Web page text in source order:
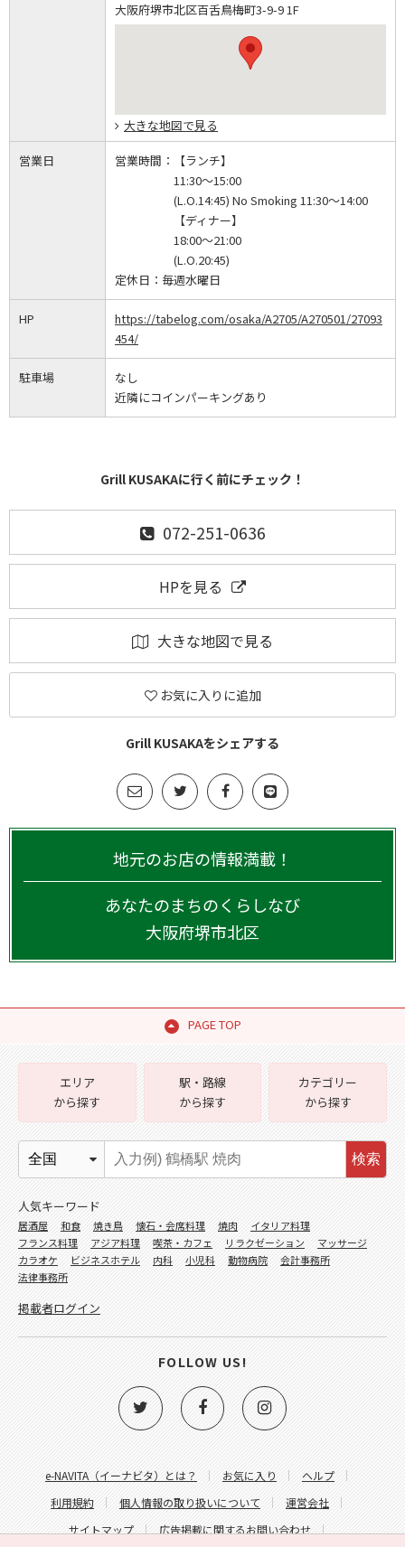
大阪府堺市北区百舌鳥梅町3-9-9 1F
大きな地図で見る
営業日 営業時間：
【ランチ】
11:30～15:00
(L.O.14:45) No Smoking 11:30～14:00
【ディナー】
18:00～21:00
(L.O.20:45)
定休日： 毎週水曜日
HP
https://tabelog.com/osaka/A2705/A270501/27093
454/
駐車場
なし
近隣にコインパーキングあり
Grill KUSAKAに行く前にチェック！
072-251-0636
HPを見る
大きな地図で見る
お気に入りに追加
Grill KUSAKAをシェアする
地元のお店の情報満載！
あなたのまちのくらしなび
大阪府堺市北区
PAGE TOP
e-NAVITA（イーナビタ）とは？ お気に入り
ヘルプ
利用規約
個人情報の取り扱いについて
運営会社
サイトマップ
広告掲載に関するお問い合わせ
エリア
から探す
駅・路線
から探す
カテゴリー
から探す
検索
人気キーワード
居酒屋 和食 焼き鳥 懐石・会席料理 焼肉
イタリア料理
フランス料理
アジア料理 喫茶・カフェ リラクゼーション
マッサージ
カラオケ
ビジネスホテル 内科 小児科 動物病院
会計事務所
法律事務所
掲載者ログイン
FOLLOW US!